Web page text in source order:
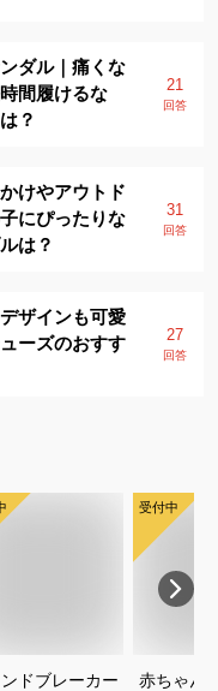
ダル｜痛くな
間履けるな
？
21
回答
けやアウトド
にぴったりな
は？
31
回答
ザインも可愛
ーズのおすす
27
回答
ドブレーカー
受付中
赤ちゃん